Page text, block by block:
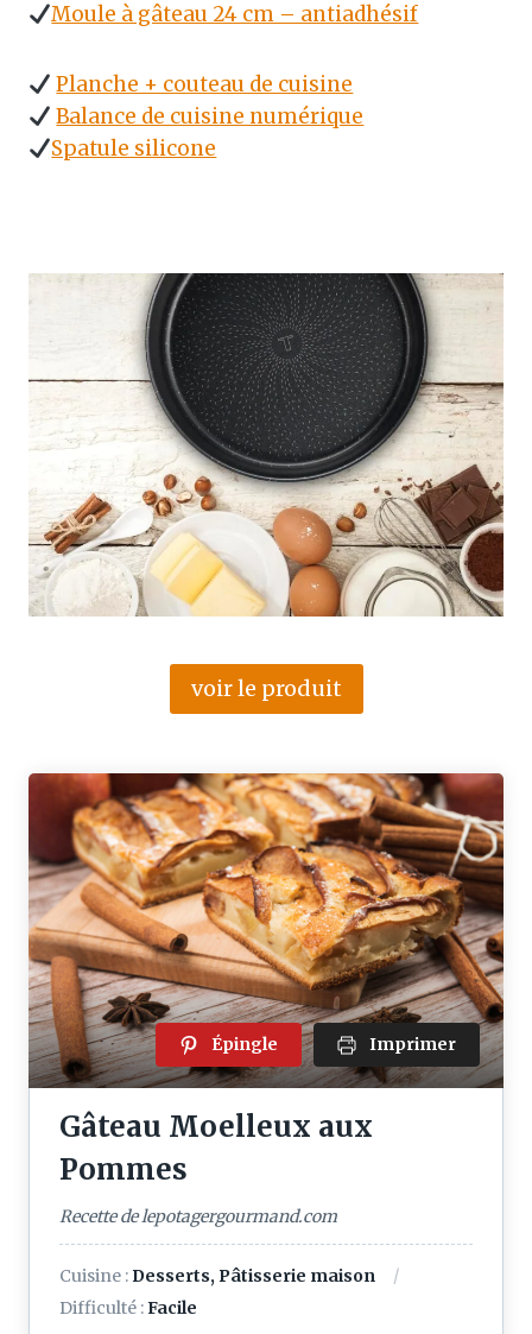
Moule à gâteau 24 cm – antiadhésif
Planche + couteau de cuisine
Balance de cuisine numérique
Spatule silicone
voir le produit
Épingle Imprimer
Gâteau Moelleux aux
Pommes
Recette de lepotagergourmand.com
Cuisine : Desserts, Pâtisserie maison
Difficulté :Facile